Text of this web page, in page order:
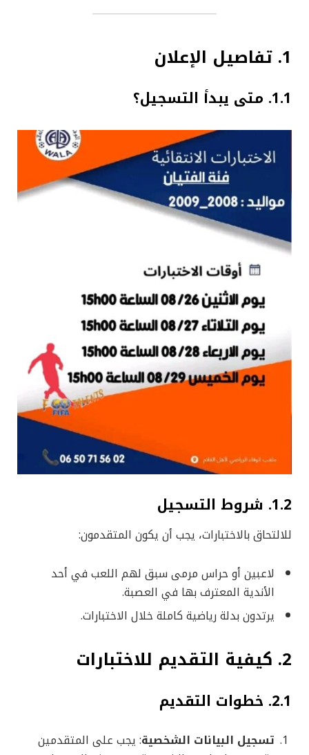
1. تفاصيل الإعلان
1.1. متى يبدأ التسجيل؟
1.2. شروط التسجيل
للالتحاق بالاختبارات، يجب أن يكون المتقدمون:
لاعبين أو حراس مرمى سبق لهم اللعب في أحد
الأندية المعترف بها في العصبة.
يرتدون بدلة رياضية كاملة خلال الاختبارات.
2. كيفية التقديم للاختبارات
2.1. خطوات التقديم
تسجيل البيانات الشخصية: يجب على المتقدمين